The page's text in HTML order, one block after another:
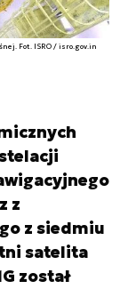
Fot. ISRO / isro.gov.in
z
z siedmiu
satelita
został